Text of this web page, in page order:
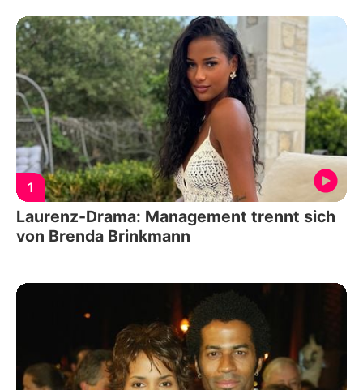
1
Laurenz-Drama: Management trennt sich
von Brenda Brinkmann